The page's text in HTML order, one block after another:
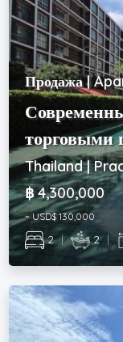
Продажа |
торговыми
Thailand |
฿ 4,300,000
~ USD$ 130,000
2 | 2 |